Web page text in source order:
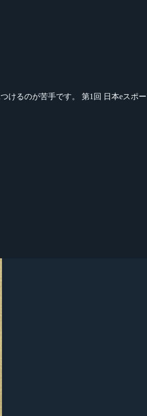
けるのが苦手です。 第1回 日本eスポ